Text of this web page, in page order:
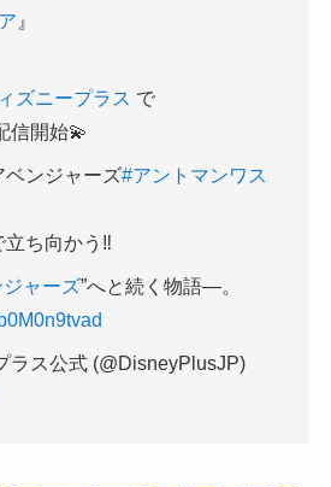
』
ズニープラス で
信開始💫
ベンジャーズ#アントマンワス
立ち向かう‼
ャーズ”へと続く物語―。
ス公式 (@DisneyPlusJP)